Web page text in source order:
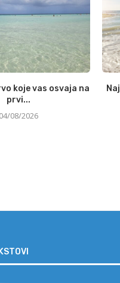
koje vas osvaja na
prvi...
04/08/2026